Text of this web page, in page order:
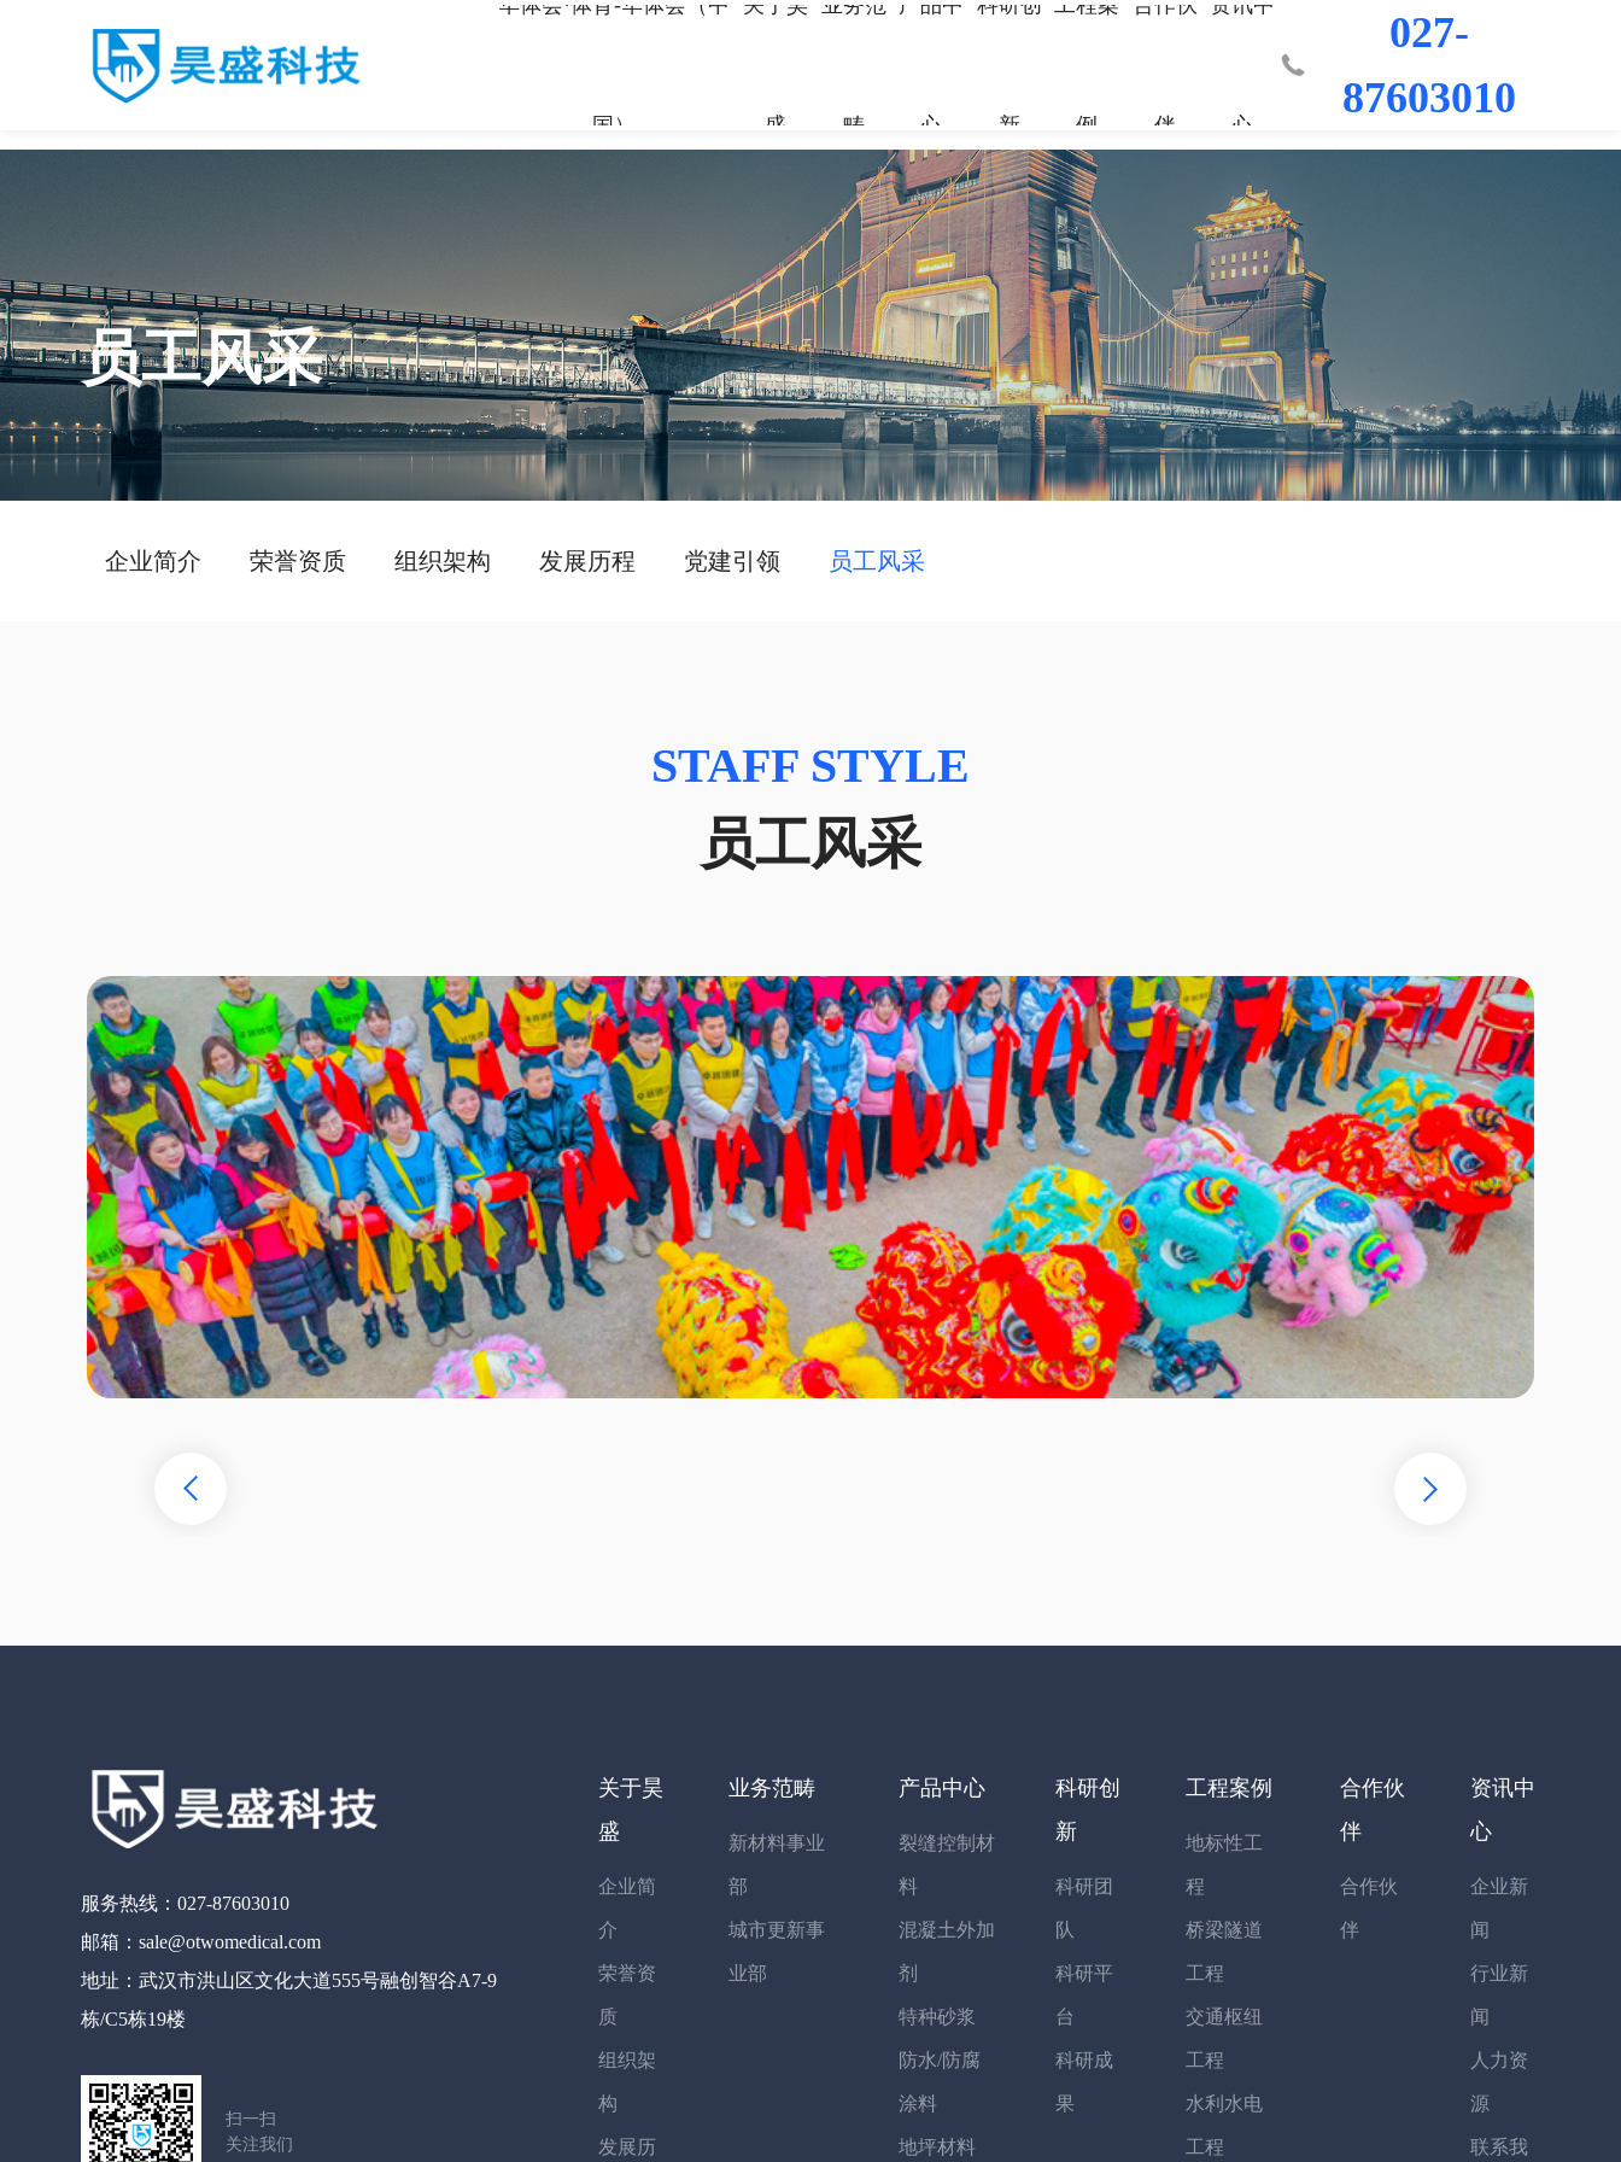
华体会·体育-华体会（中
国）
关于昊
盛
关于昊盛
打造绿色建材，共筑美好生
了解更多
企业简介 荣誉资质
组织架构 发展历程
党建引领 员工风采
业务范
畴
业务范畴
打造绿色建材，共筑美好生
了解更多
新材料事业部 城市更新事业部
产品中
心
产品中心
打造绿色建材，共筑美好生
了解更多
裂缝控制材料 混凝土外加剂
特种砂浆 防水/防腐涂料
地坪材料 修缮材料
加固材料 防腐耐久材料
科研创
新
科研创新
打造绿色建材，共筑美好生
了解更多
科研团队 科研平台
科研成果
工程案
例
工程案例
了解更多
地标性工程 桥梁隧道工程
交通枢纽工程 水利水电工程
工业防腐工程 机场码头工程
合作伙
伴
合作伙伴
打造绿色建材，共筑美好生
了解更多
合作伙伴
资讯中
心
资讯中心
打造绿色建材，共筑美好生
了解更多
企业新闻 行业新闻
人力资源 联系我们
027-
87603010
员工风采
企业简介 荣誉资质 组织架构 发展历程 党建引领 员工风采
STAFF STYLE
员工风采
服务热线：027-87603010
邮箱：sale@otwomedical.com
地址：武汉市洪山区文化大道555号融创智谷A7-9
栋/C5栋19楼
扫一扫
关注我们
关于昊
盛
企业简
介
荣誉资
质
组织架
构
发展历
业务范畴
新材料事业
部
城市更新事
业部
产品中心
裂缝控制材
料
混凝土外加
剂
特种砂浆
防水/防腐
涂料
地坪材料
科研创
新
科研团
队
科研平
台
科研成
果
工程案例
地标性工
程
桥梁隧道
工程
交通枢纽
工程
水利水电
工程
合作伙
伴
合作伙
伴
资讯中
心
企业新
闻
行业新
闻
人力资
源
联系我